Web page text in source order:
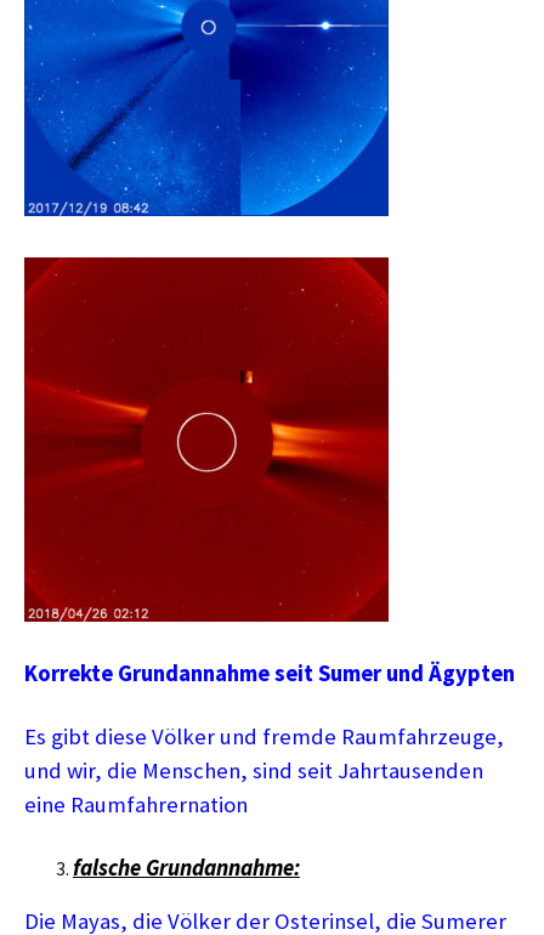
Korrekte Grundannahme seit Sumer und Ägypten
Es gibt diese Völker und fremde Raumfahrzeuge,
und wir, die Menschen, sind seit Jahrtausenden
eine Raumfahrernation
falsche Grundannahme:
Die Mayas, die Völker der Osterinsel, die Sumerer